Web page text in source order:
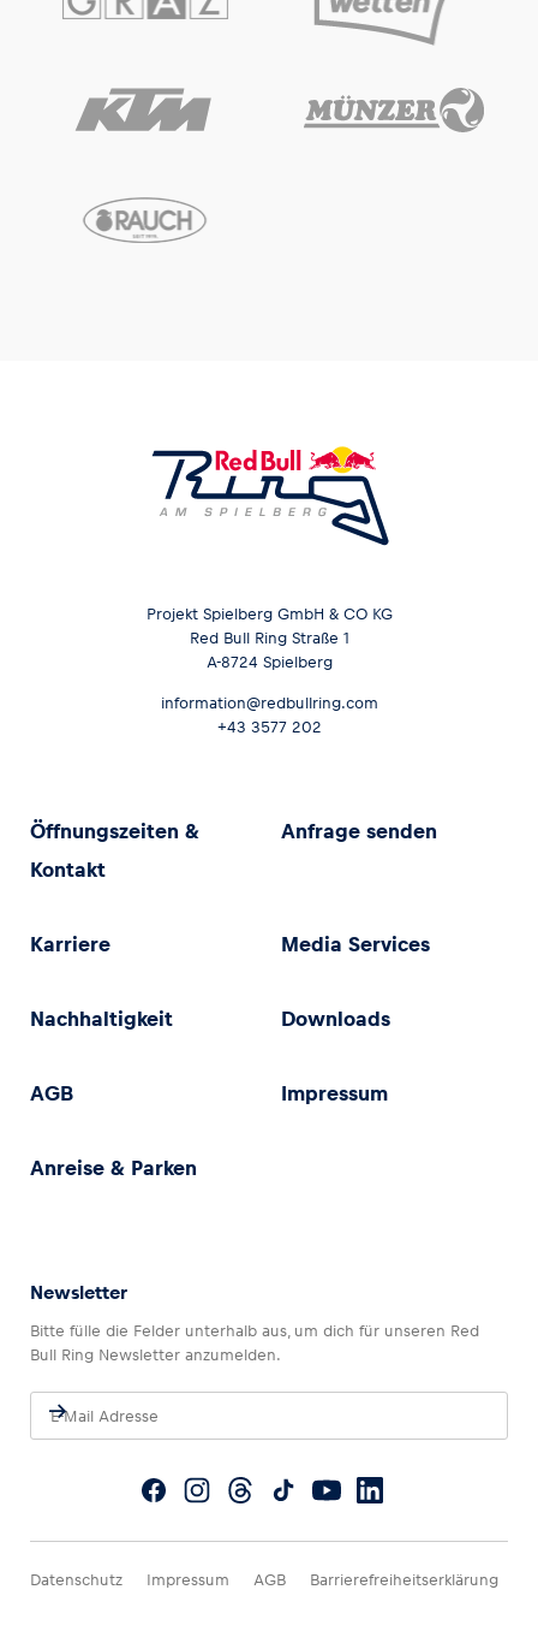
Projekt Spielberg GmbH & CO KG
Red Bull Ring Straße 1
A-8724 Spielberg
information@redbullring.com
+43 3577 202
Öffnungszeiten &
Kontakt
Anfrage senden
Karriere Media Services
Nachhaltigkeit Downloads
AGB Impressum
Anreise & Parken
Newsletter
Bitte fülle die Felder unterhalb aus, um dich für unseren Red
Bull Ring Newsletter anzumelden.
Datenschutz Impressum AGB Barrierefreiheitserklärung